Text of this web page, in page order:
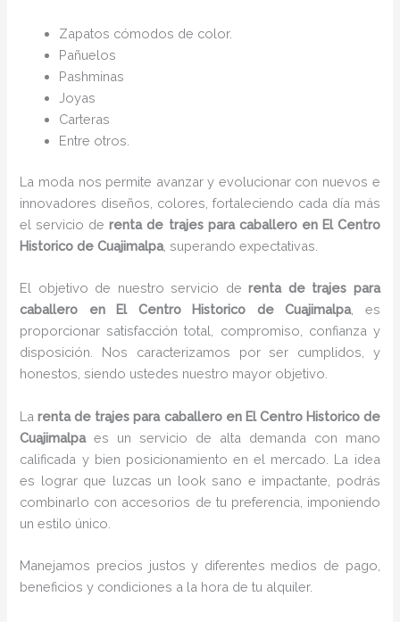
Zapatos cómodos de color.
Pañuelos
Pashminas
Joyas
Carteras
Entre otros.
La moda nos permite avanzar y evolucionar con nuevos e
innovadores diseños, colores, fortaleciendo cada día más
el servicio derenta de trajes para caballero en El Centro
Historico de Cuajimalpa, superando expectativas.
El objetivo de nuestro servicio derenta de trajes para
caballero en El Centro Historico de Cuajimalpa, es
proporcionar satisfacción total, compromiso, confianza y
disposición. Nos caracterizamos por ser cumplidos, y
honestos, siendo ustedes nuestro mayor objetivo.
Larenta de trajes para caballero en El Centro Historico de
Cuajimalpaes un servicio de alta demanda con mano
calificada y bien posicionamiento en el mercado. La idea
es lograr que luzcas un look sano e impactante, podrás
combinarlo con accesorios de tu preferencia, imponiendo
un estilo único.
Manejamos precios justos y diferentes medios de pago,
beneficios y condiciones a la hora de tu alquiler.